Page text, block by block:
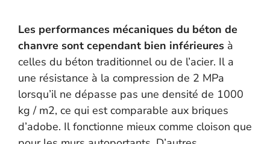
Les performances mécaniques du béton de
chanvre sont cependant bien inférieures à
celles du béton traditionnel ou de l’acier. Il a
une résistance à la compression de 2 MPa
lorsqu’il ne dépasse pas une densité de 1000
kg / m2, ce qui est comparable aux briques
d’adobe. Il fonctionne mieux comme cloison que